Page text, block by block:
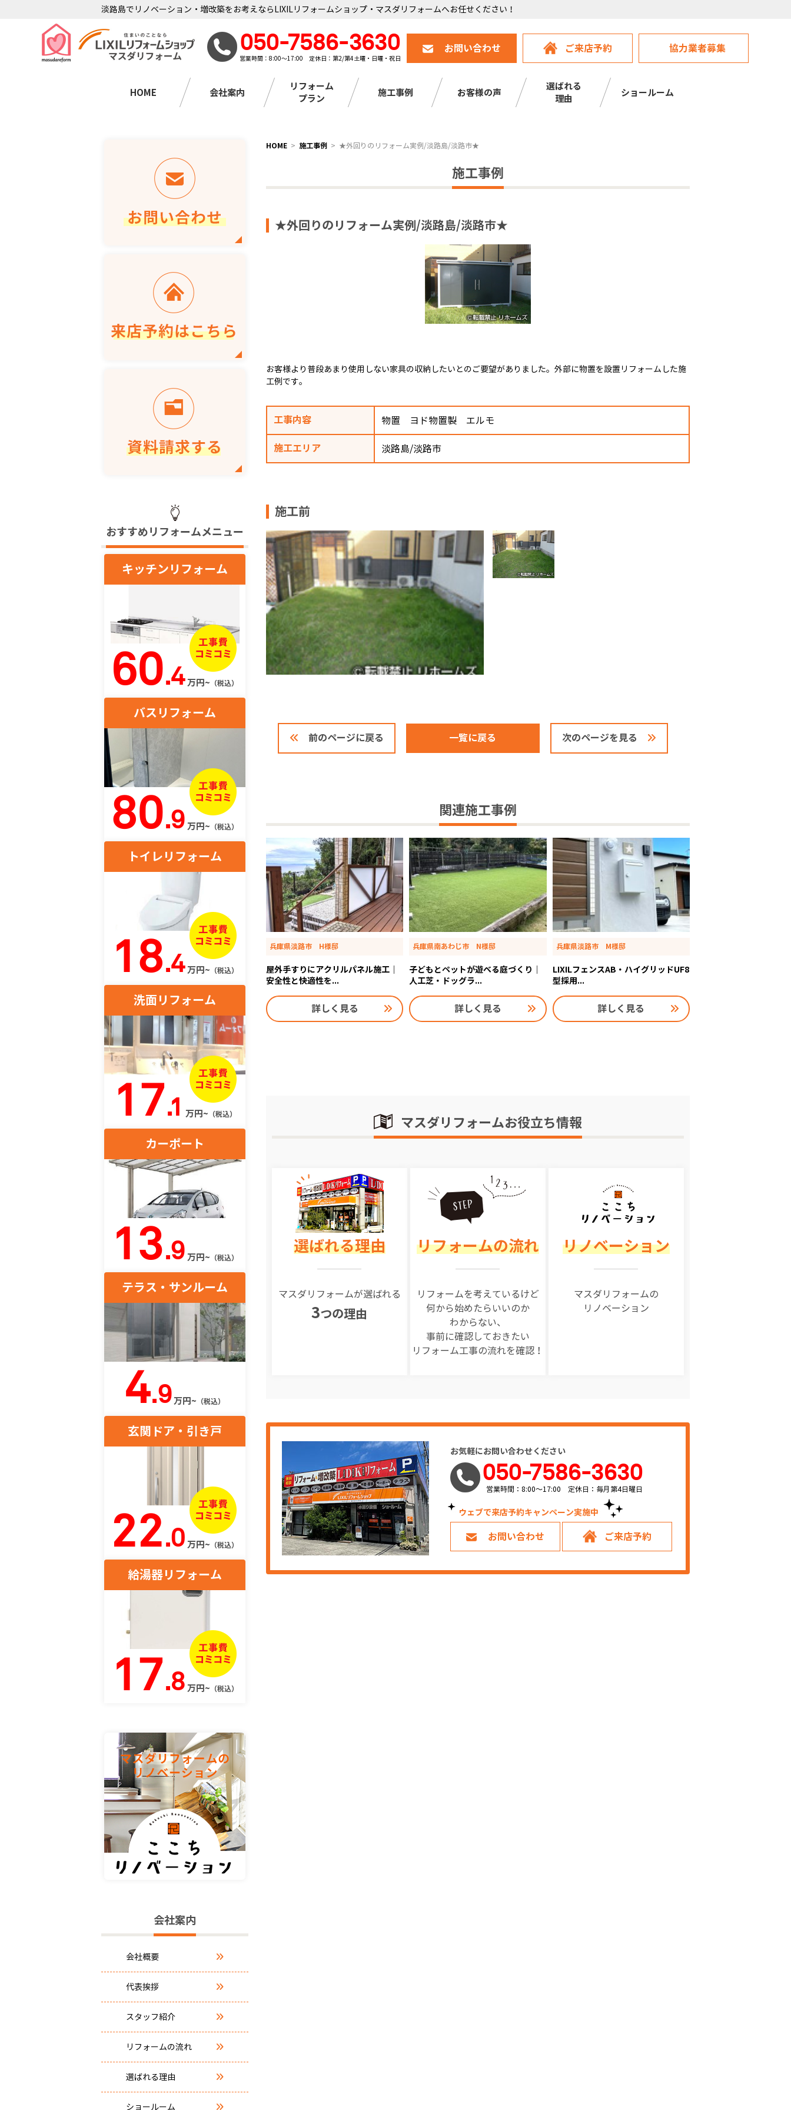
淡路島でリノベーション・増改築をお考えならLIXILリフォームショップ・マスダリフォームへお任せください！
050-7586-3630
営業時間：8:00～17:00 定休日：第2/第4土曜・日曜・祝日
お問い合わせ ご来店予約 協力業者募集
HOME 会社案内
リフォーム
プラン
施工事例 お客様の声
選ばれる
理由
ショールーム
HOME 施工事例 ★外回りのリフォーム実例/淡路島/淡路市★
施工事例
★外回りのリフォーム実例/淡路島/淡路市★
お客様より普段あまり使用しない家具の収納したいとのご要望がありました。外部に物置を設置リフォームした施
工例です。
工事内容 物置 ヨド物置製 エルモ
施工エリア 淡路島/淡路市
施工前
前のページに戻る 一覧に戻る 次のページを見る
関連施工事例
兵庫県淡路市 H様邸
屋外手すりにアクリルパネル施工｜
安全性と快適性を...
詳しく見る
兵庫県南あわじ市 N様邸
子どもとペットが遊べる庭づくり｜
人工芝・ドッグラ...
詳しく見る
兵庫県淡路市 M様邸
LIXILフェンスAB・ハイグリッドUF8
型採用...
詳しく見る
マスダリフォームお役立ち情報
選ばれる理由
マスダリフォームが選ばれる
3つの理由
リフォームの流れ
リフォームを考えているけど
何から始めたらいいのか
わからない、
事前に確認しておきたい
リフォーム工事の流れを確認！
リノベーション
マスダリフォームの
リノベーション
お気軽にお問い合わせください
050-7586-3630
営業時間：8:00～17:00 定休日：毎月第4日曜日
ウェブで来店予約キャンペーン実施中！
お問い合わせ ご来店予約
おすすめリフォームメニュー
キッチンリフォーム
60.4万円~ （税込）
バスリフォーム
80.9 万円~ （税込）
トイレリフォーム
18.4万円~ （税込）
洗面リフォーム
17.1 万円~ （税込）
カーポート
13.9 万円~ （税込）
テラス・サンルーム
4.9万円~ （税込）
玄関ドア・引き戸
22.0 万円~ （税込）
給湯器リフォーム
17.8 万円~ （税込）
会社案内
会社概要
代表挨拶
スタッフ紹介
リフォームの流れ
選ばれる理由
ショールーム